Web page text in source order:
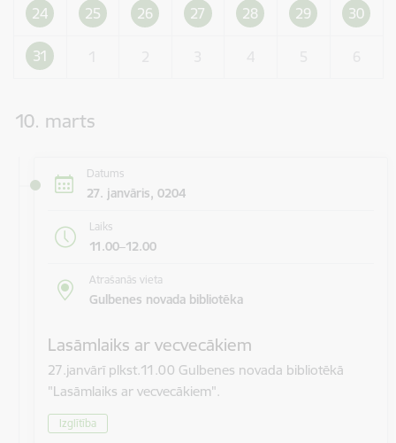
24 25 26 27 28 29 30
31
10. marts
Datums
27. janvāris, 0204
Laiks
11.00–12.00
Atrašanās vieta
Gulbenes novada bibliotēka
Lasāmlaiks ar vecvecākiem
27.janvārī plkst.11.00 Gulbenes novada bibliotēkā
"Lasāmlaiks ar vecvecākiem".
Izglītība